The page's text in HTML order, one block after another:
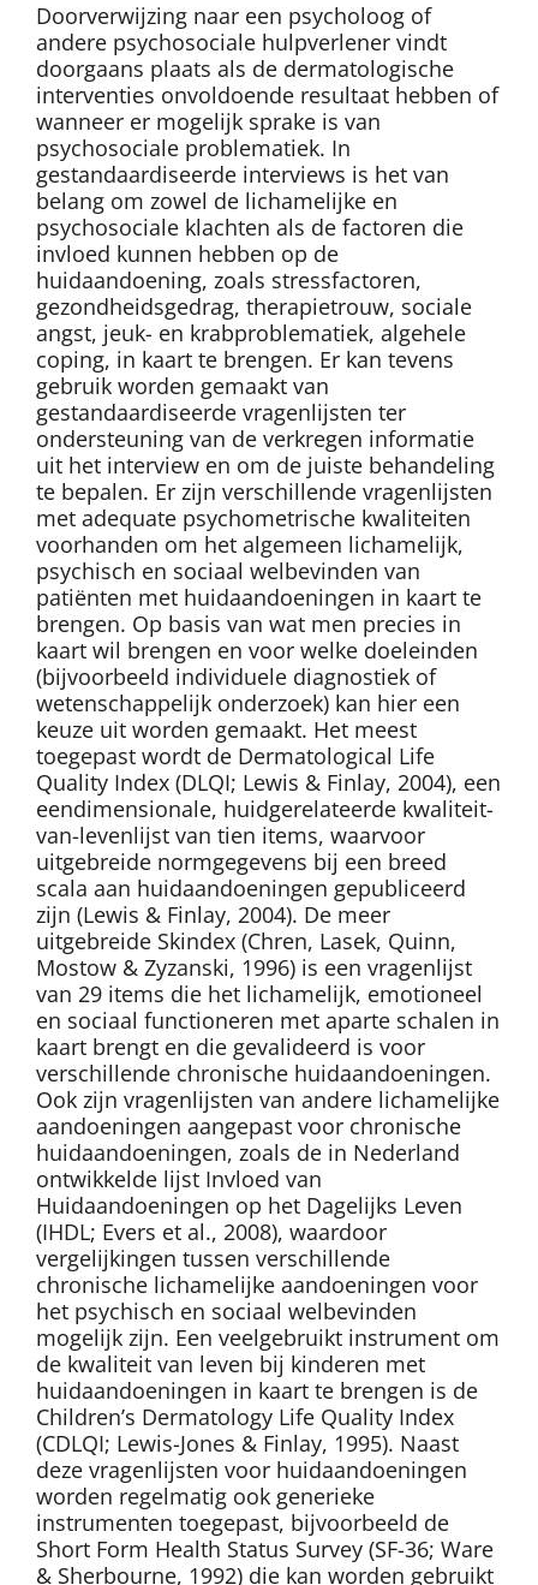
Doorverwijzing naar een psycholoog of
andere psychosociale hulpverlener vindt
doorgaans plaats als de dermatologische
interventies onvoldoende resultaat hebben of
wanneer er mogelijk sprake is van
psychosociale problematiek. In
gestandaardiseerde interviews is het van
belang om zowel de lichamelijke en
psychosociale klachten als de factoren die
invloed kunnen hebben op de
huidaandoening, zoals stressfactoren,
gezondheidsgedrag, therapietrouw, sociale
angst, jeuk- en krabproblematiek, algehele
coping, in kaart te brengen. Er kan tevens
gebruik worden gemaakt van
gestandaardiseerde vragenlijsten ter
ondersteuning van de verkregen informatie
uit het interview en om de juiste behandeling
te bepalen. Er zijn verschillende vragenlijsten
met adequate psychometrische kwaliteiten
voorhanden om het algemeen lichamelijk,
psychisch en sociaal welbevinden van
patiënten met huidaandoeningen in kaart te
brengen. Op basis van wat men precies in
kaart wil brengen en voor welke doeleinden
(bijvoorbeeld individuele diagnostiek of
wetenschappelijk onderzoek) kan hier een
keuze uit worden gemaakt. Het meest
toegepast wordt de Dermatological Life
Quality Index (DLQI; Lewis & Finlay, 2004), een
eendimensionale, huidgerelateerde kwaliteit-
van-levenlijst van tien items, waarvoor
uitgebreide normgegevens bij een breed
scala aan huidaandoeningen gepubliceerd
zijn (Lewis & Finlay, 2004). De meer
uitgebreide Skindex (Chren, Lasek, Quinn,
Mostow & Zyzanski, 1996) is een vragenlijst
van 29 items die het lichamelijk, emotioneel
en sociaal functioneren met aparte schalen in
kaart brengt en die gevalideerd is voor
verschillende chronische huidaandoeningen.
Ook zijn vragenlijsten van andere lichamelijke
aandoeningen aangepast voor chronische
huidaandoeningen, zoals de in Nederland
ontwikkelde lijst Invloed van
Huidaandoeningen op het Dagelijks Leven
(IHDL; Evers et al., 2008), waardoor
vergelijkingen tussen verschillende
chronische lichamelijke aandoeningen voor
het psychisch en sociaal welbevinden
mogelijk zijn. Een veelgebruikt instrument om
de kwaliteit van leven bij kinderen met
huidaandoeningen in kaart te brengen is de
Children’s Dermatology Life Quality Index
(CDLQI; Lewis-Jones & Finlay, 1995). Naast
deze vragenlijsten voor huidaandoeningen
worden regelmatig ook generieke
instrumenten toegepast, bijvoorbeeld de
Short Form Health Status Survey (SF-36; Ware
& Sherbourne, 1992) die kan worden gebruikt